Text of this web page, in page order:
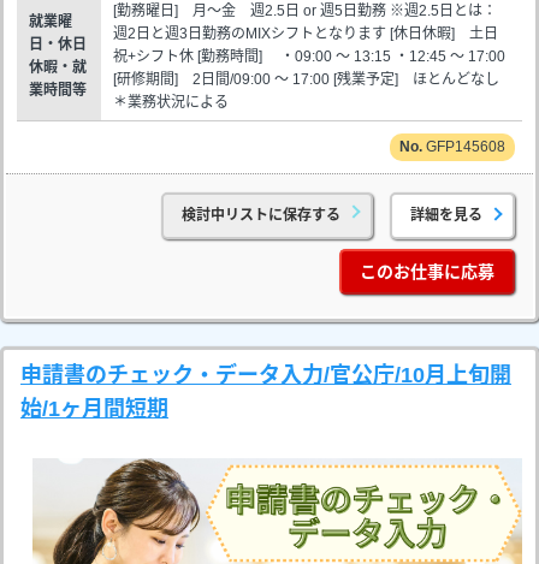
就業曜
日・休日
休暇・就
業時間等
[勤務曜日] 月～金 週2.5日 or 週5日勤務 ※週2.5日とは：
週2日と週3日勤務のMIXシフトとなります [休日休暇] 土日
祝+シフト休 [勤務時間] ・09:00 ～ 13:15 ・12:45 ～ 17:00
[研修期間] 2日間/09:00 ～ 17:00 [残業予定] ほとんどなし
＊業務状況による
GFP145608
検討中リストに保存する 詳細を見る
このお仕事に応募
申請書のチェック・データ入力/官公庁/10月上旬開
始/1ヶ月間短期